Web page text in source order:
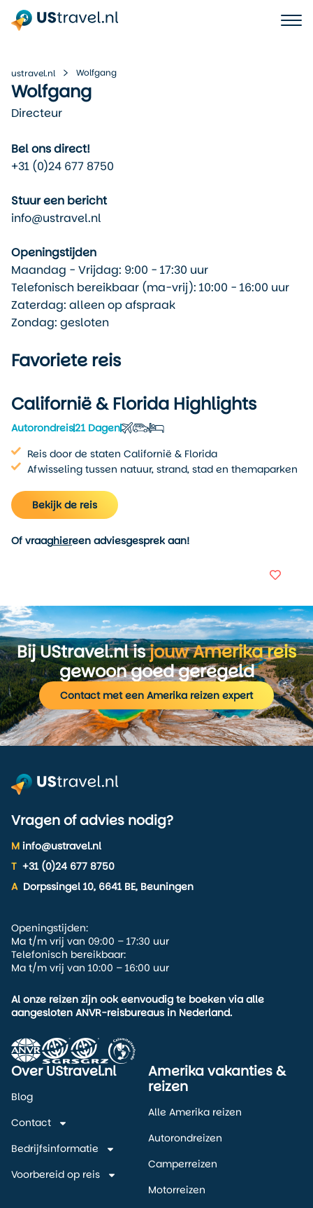
ustravel.nl Wolfgang
Wolfgang
Directeur
Bel ons direct!
+31 (0)24 677 8750
Stuur een bericht
info@ustravel.nl
Openingstijden
Maandag - Vrijdag: 9:00 - 17:30 uur
Telefonisch bereikbaar (ma-vrij): 10:00 - 16:00 uur
Zaterdag: alleen op afspraak
Zondag: gesloten
Favoriete reis
Californië & Florida Highlights
Autorondreis21 Dagen
Reis door de staten Californië & Florida
Afwisseling tussen natuur, strand, stad en themaparken
Bekijk de reis
Of vraaghiereen adviesgesprek aan!
Bij UStravel.nl isjouw Amerika reis
gewoon goed geregeld
Contact met een Amerika reizen expert
Vragen of advies nodig?
M info@ustravel.nl
T +31 (0)24 677 8750
A Dorpssingel 10, 6641 BE, Beuningen
Openingstijden:
Ma t/m vrij van 09:00 – 17:30 uur
Telefonisch bereikbaar:
Ma t/m vrij van 10:00 – 16:00 uur
Al onze reizen zijn ook eenvoudig te boeken via alle
aangesloten ANVR-reisbureaus in Nederland.
Over UStravel.nl
Blog
Contact
Bedrijfsinformatie
Voorbereid op reis
Amerika vakanties &
reizen
Alle Amerika reizen
Autorondreizen
Camperreizen
Motorreizen